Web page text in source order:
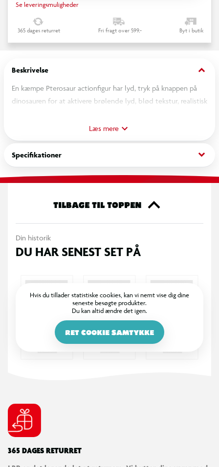
Se leveringsmuligheder
365 dages returret Fri fragt over 599,- Byt i butik
Beskrivelse keyboard_arrow_down
En kæmpe Pterosaur actionfigur har lyd, tryk på knappen på
dinosauren for at aktivere brølende lyd, blød tekstur, realistisk
Detaljer
Produktstørrelse: 70 x 27 x 43 cm
Kræver: 3 x LR44 (1,5V) (Batterier inkluderet)
Læs mere
Specifikationer keyboard_arrow_down
TILBAGE TIL TOPPEN
Din historik
DU HAR SENEST SET PÅ
Hvis du tillader statistiske cookies, kan vi nemt vise dig dine
seneste besøgte produkter.
Du kan altid ændre det igen.
RET COOKIE SAMTYKKE
365 DAGES RETURRET